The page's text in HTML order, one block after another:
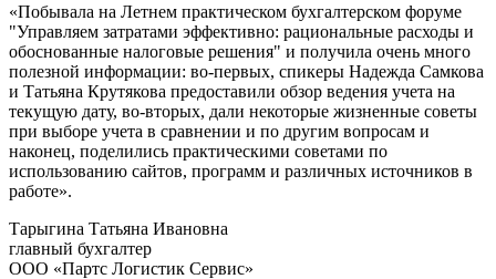
«Побывала на Летнем практическом бухгалтерском форуме
"Управляем затратами эффективно: рациональные расходы и
обоснованные налоговые решения" и получила очень много
полезной информации: во-первых, спикеры Надежда Самкова
и Татьяна Крутякова предоставили обзор ведения учета на
текущую дату, во-вторых, дали некоторые жизненные советы
при выборе учета в сравнении и по другим вопросам и
наконец, поделились практическими советами по
использованию сайтов, программ и различных источников в
работе».
Тарыгина Татьяна Ивановна
главный бухгалтер
ООО «Партс Логистик Сервис»